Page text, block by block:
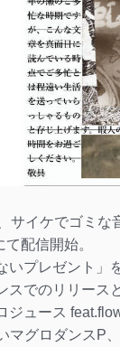
サイケでゴミな
配信開始。
いプレゼント
スでのリリース
ジュース
マグロダンスP